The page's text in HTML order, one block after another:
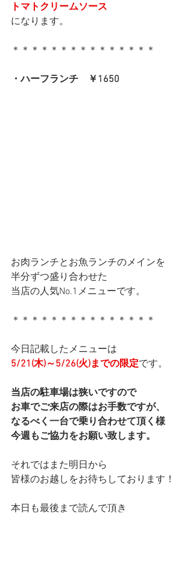
トマトクリームソース
になります。
＊＊＊＊＊＊＊＊＊＊＊＊＊＊＊
・ハーフランチ　￥1650
お肉ランチとお魚ランチのメインを
半分ずつ盛り合わせた
当店の人気No.1メニューです。
＊＊＊＊＊＊＊＊＊＊＊＊＊＊＊
今日記載したメニューは
5/21(木)～5/26(火)までの限定です。
当店の駐車場は狭いですので
お車でご来店の際はお手数ですが、
なるべく一台で乗り合わせて頂く様
今週もご協力をお願い致します。
それではまた明日から
皆様のお越しをお待ちしております！
本日も最後まで読んで頂き